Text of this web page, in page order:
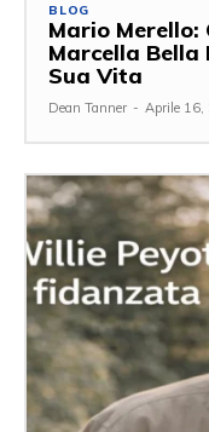
BLOG
Mario Merello:
Marcella Bella
Sua Vita
Dean Tanner - Aprile